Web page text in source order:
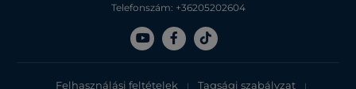
Telefonszám: +36205202604
Felhasználási feltételek | Tagsági szabályzat |